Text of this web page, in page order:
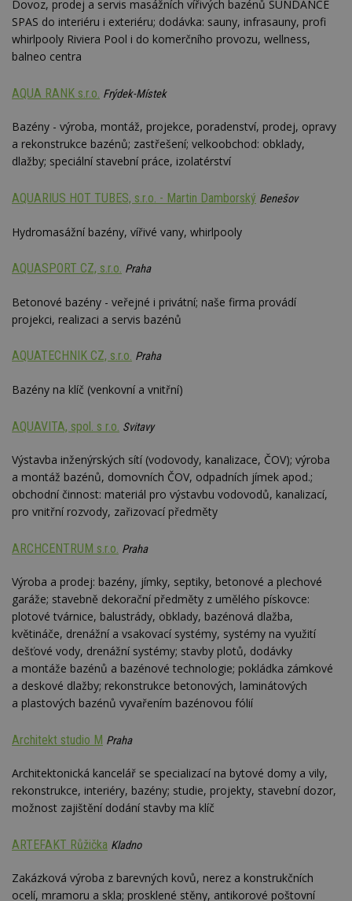
Dovoz, prodej a servis masážních vířivých bazénů SUNDANCE
SPAS do interiéru i exteriéru; dodávka: sauny, infrasauny, profi
whirlpooly Riviera Pool i do komerčního provozu, wellness,
balneo centra
AQUA RANK s.r.o. Frýdek-Místek
Bazény - výroba, montáž, projekce, poradenství, prodej, opravy
a rekonstrukce bazénů; zastřešení; velkoobchod: obklady,
dlažby; speciální stavební práce, izolatérství
AQUARIUS HOT TUBES, s.r.o. - Martin Damborský Benešov
Hydromasážní bazény, vířivé vany, whirlpooly
AQUASPORT CZ, s.r.o. Praha
Betonové bazény - veřejné i privátní; naše firma provádí
projekci, realizaci a servis bazénů
AQUATECHNIK CZ, s.r.o. Praha
Bazény na klíč (venkovní a vnitřní)
AQUAVITA, spol. s r.o. Svitavy
Výstavba inženýrských sítí (vodovody, kanalizace, ČOV); výroba
a montáž bazénů, domovních ČOV, odpadních jímek apod.;
obchodní činnost: materiál pro výstavbu vodovodů, kanalizací,
pro vnitřní rozvody, zařizovací předměty
ARCHCENTRUM s.r.o. Praha
Výroba a prodej: bazény, jímky, septiky, betonové a plechové
garáže; stavebně dekorační předměty z umělého pískovce:
plotové tvárnice, balustrády, obklady, bazénová dlažba,
květináče, drenážní a vsakovací systémy, systémy na využití
dešťové vody, drenážní systémy; stavby plotů, dodávky
a montáže bazénů a bazénové technologie; pokládka zámkové
a deskové dlažby; rekonstrukce betonových, laminátových
a plastových bazénů vyvařením bazénovou fólií
Architekt studio M Praha
Architektonická kancelář se specializací na bytové domy a vily,
rekonstrukce, interiéry, bazény; studie, projekty, stavební dozor,
možnost zajištění dodání stavby ma klíč
ARTEFAKT Růžička Kladno
Zakázková výroba z barevných kovů, nerez a konstrukčních
ocelí, mramoru a skla; prosklené stěny, antikorové poštovní